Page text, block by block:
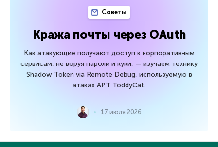
Советы
Кража почты через OAuth
Как атакующие получают доступ к корпоративным
сервисам, не воруя пароли и куки, — изучаем технику
Shadow Token via Remote Debug, используемую в
атаках APT ToddyCat.
17 июля 2026